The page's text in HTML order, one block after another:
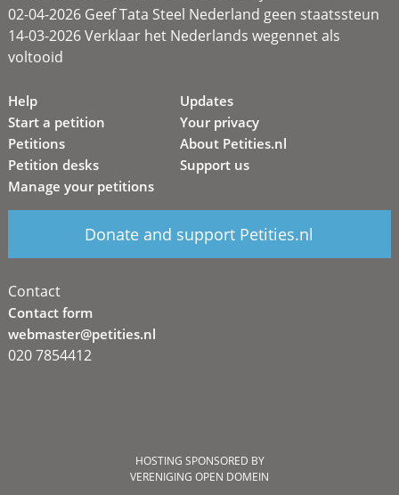
02-04-2026 Geef Tata Steel Nederland geen staatssteun
14-03-2026 Verklaar het Nederlands wegennet als
voltooid
Help
Start a petition
Petitions
Petition desks
Manage your petitions
Updates
Your privacy
About Petities.nl
Support us
Donate and support Petities.nl
Contact
Contact form
webmaster@petities.nl
020 7854412
HOSTING SPONSORED BY
VERENIGING OPEN DOMEIN